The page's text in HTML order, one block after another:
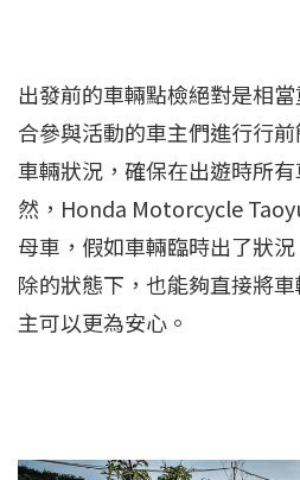
出發前的車輛點檢絕對是相
合參與活動的車主們進行行
車輛狀況，確保在出遊時所
然，Honda Motorcycle
母車，假如車輛臨時出了狀
除的狀態下，也能夠直接將
主可以更為安心。